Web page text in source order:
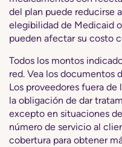
del plan puede reducirse
elegibilidad de Medicaid
pueden afectar su costo
Todos los montos
red. Vea los documentos
Los proveedores fuera
la obligación de dar
excepto en situaciones
número de servicio al
cobertura para obtener